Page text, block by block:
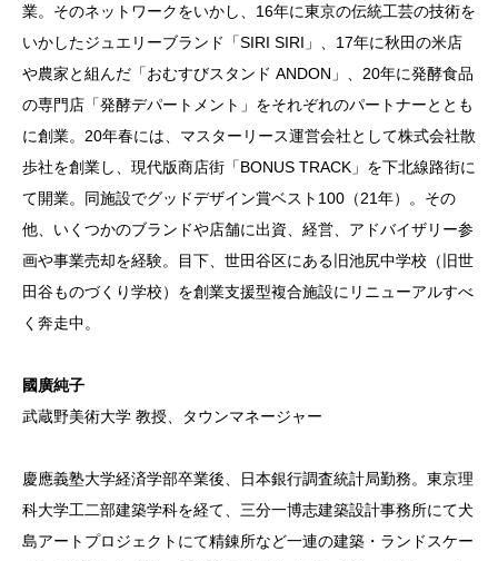
業。そのネットワークをいかし、16年に東京の伝統工芸の技術を
いかしたジュエリーブランド「SIRI SIRI」、17年に秋田の米店
や農家と組んだ「おむすびスタンド ANDON」、20年に発酵食品
の専門店「発酵デパートメント」をそれぞれのパートナーととも
に創業。20年春には、マスターリース運営会社として株式会社散
歩社を創業し、現代版商店街「BONUS TRACK」を下北線路街に
て開業。同施設でグッドデザイン賞ベスト100（21年）。その
他、いくつかのブランドや店舗に出資、経営、アドバイザリー参
画や事業売却を経験。目下、世田谷区にある旧池尻中学校（旧世
田谷ものづくり学校）を創業支援型複合施設にリニューアルすべ
く奔走中。
國廣純子
武蔵野美術大学 教授、タウンマネージャー
慶應義塾大学経済学部卒業後、日本銀行調査統計局勤務。東京理
科大学工二部建築学科を経て、三分一博志建築設計事務所にて犬
島アートプロジェクトにて精錬所など一連の建築・ランドスケー